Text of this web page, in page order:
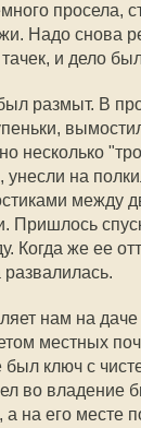
просела,
Надо снова
и дело
размыт. В
несколько
на
между
Пришлось
Когда же ее
развалилась.
нам на даче
местных
был ключ с
во владение
а на его месте